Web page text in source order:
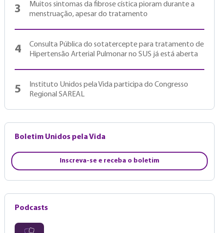
3
Muitos sintomas da fibrose cística pioram durante a
menstruação, apesar do tratamento
4
Consulta Pública do sotatercepte para tratamento de
Hipertensão Arterial Pulmonar no SUS já está aberta
5
Instituto Unidos pela Vida participa do Congresso
Regional SAREAL
Boletim Unidos pela Vida
Inscreva-se e receba o boletim
Podcasts